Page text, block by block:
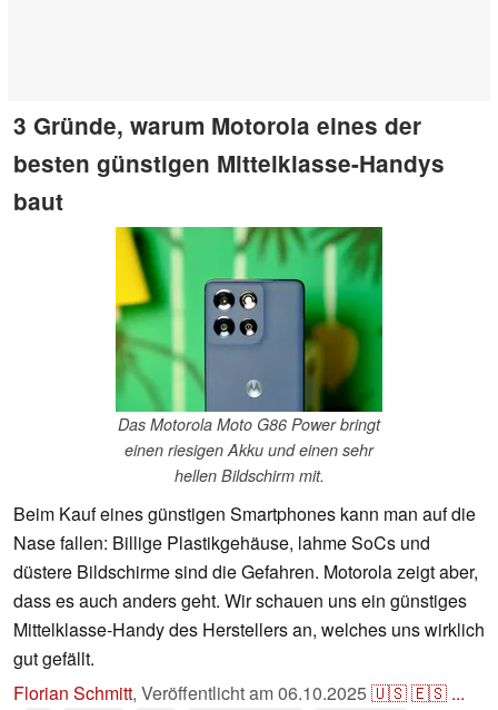
3 Gründe, warum Motorola eines der
besten günstigen Mittelklasse-Handys
baut
Das Motorola Moto G86 Power bringt
einen riesigen Akku und einen sehr
hellen Bildschirm mit.
Beim Kauf eines günstigen Smartphones kann man auf die
Nase fallen: Billige Plastikgehäuse, lahme SoCs und
düstere Bildschirme sind die Gefahren. Motorola zeigt aber,
dass es auch anders geht. Wir schauen uns ein günstiges
Mittelklasse-Handy des Herstellers an, welches uns wirklich
gut gefällt.
Florian Schmitt, Veröffentlicht am06.10.2025🇺🇸🇪🇸 ...